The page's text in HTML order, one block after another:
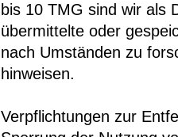
bis 10 TMG sind wir als
übermittelte oder
nach Umständen zu
hinweisen.
Verpflichtungen zur